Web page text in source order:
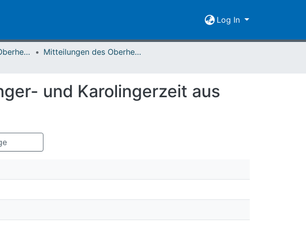
Log In
Mitteilungen des Oberhessischen Geschichtsvereins Gießen
Mitteilungen des Oberhessischen Geschichtsvereins Gießen Vol. 057 (1972)
und Karolingerzeit aus